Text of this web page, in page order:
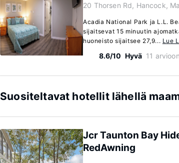
20 Thorsen Rd, Hancock,
Acadia National Park ja L.L.
sijaitsevat 15 minuutin
huoneisto sijaitsee 27,9... Lue
8.6/10 Hyvä 11 arvioon
Suositeltavat hotellit lähellä
Jcr Taunton Bay
RedAwning